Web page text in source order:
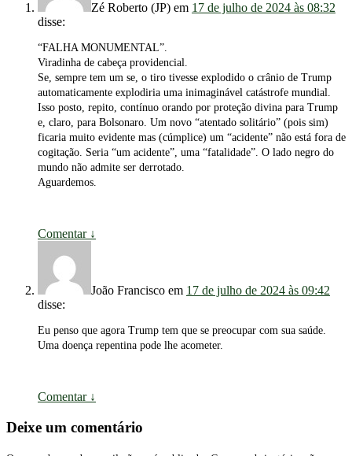
Zé Roberto (JP) em 17 de julho de 2024 às 08:32
disse:
“FALHA MONUMENTAL”.
Viradinha de cabeça providencial.
Se, sempre tem um se, o tiro tivesse explodido o crânio de Trump
automaticamente explodiria uma inimaginável catástrofe mundial.
Isso posto, repito, contínuo orando por proteção divina para Trump
e, claro, para Bolsonaro. Um novo “atentado solitário” (pois sim)
ficaria muito evidente mas (cúmplice) um “acidente” não está fora de
cogitação. Seria “um acidente”, uma “fatalidade”. O lado negro do
mundo não admite ser derrotado.
Aguardemos.
Comentar ↓
João Francisco em 17 de julho de 2024 às 09:42
disse:
Eu penso que agora Trump tem que se preocupar com sua saúde.
Uma doença repentina pode lhe acometer.
Comentar ↓
Deixe um comentário